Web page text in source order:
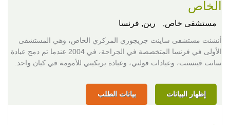
الخاص
مستشفى خاص, رين, فرنسا
أنشئت مستشفى ساينت جريجوري المركزي الخاص، وهي المستشفى
الأولى في فرنسا المتخصصة في الجراحة، في 2004 عندما تم دمج عيادة
سانت فينسنت، وعيادات فولني، وعيادة بريكيني للأمومة في كيان واحد.
إظهار البيانات بيانات الطلب